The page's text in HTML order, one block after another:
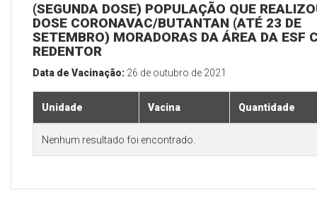
(SEGUNDA DOSE) POPULAÇÃO QUE
DOSE CORONAVAC/BUTANTAN (ATÉ 23 DE
SETEMBRO) MORADORAS DA ÁREA DA ESF
REDENTOR
Data de Vacinação: 26 de outubro de 2021
Unidade Vacina Quantidade
Nenhum resultado foi encontrado.